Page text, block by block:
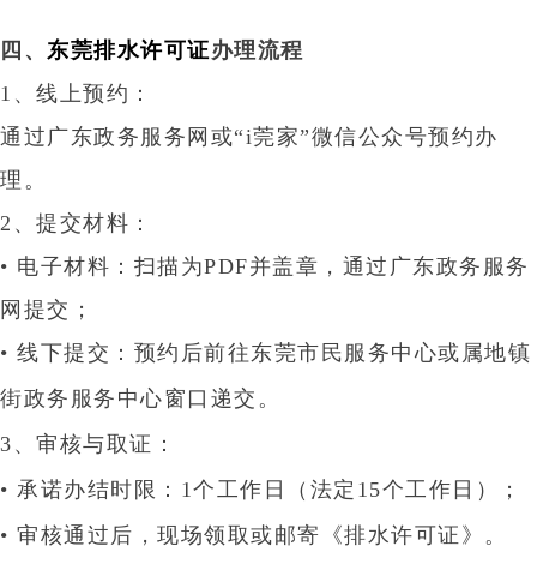
‌四、 东莞排水许可证办理流程‌
1、‌线上预约‌：
通过广东政务服务网或“i莞家”微信公众号预约办
理‌。
2、‌提交材料‌：
• 电子材料：扫描为PDF并盖章，通过广东政务服务
网提交‌；
• 线下提交：预约后前往‌东莞市民服务中心‌或属地镇
街政务服务中心窗口递交‌。
3、‌审核与取证‌：
• 承诺办结时限：‌1个工作日‌（法定15个工作日）‌；
• 审核通过后，现场领取或邮寄《排水许可证》 ‌。